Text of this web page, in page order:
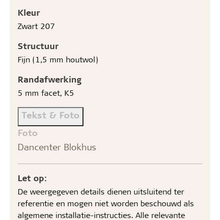
Kleur
Zwart 207
Structuur
Fijn (1,5 mm houtwol)
Randafwerking
5 mm facet, K5
Tekst & Foto
Foto
Dancenter Blokhus
Let op:
De weergegeven details dienen uitsluitend ter
referentie en mogen niet worden beschouwd als
algemene installatie-instructies. Alle relevante